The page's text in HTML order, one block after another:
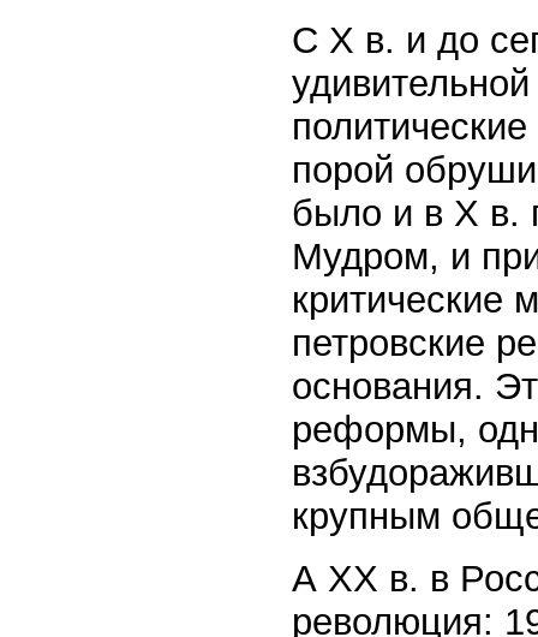
С X в. и до
порой
было и в X в.
Мудром, и
критические
петровские
основания.
реформы,
крупным
А XX в. в
революция: